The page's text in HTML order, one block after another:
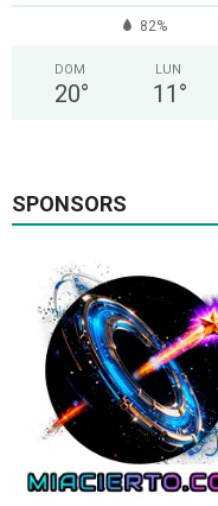
82%
DOM
20°
LUN
11 °
SPONSORS